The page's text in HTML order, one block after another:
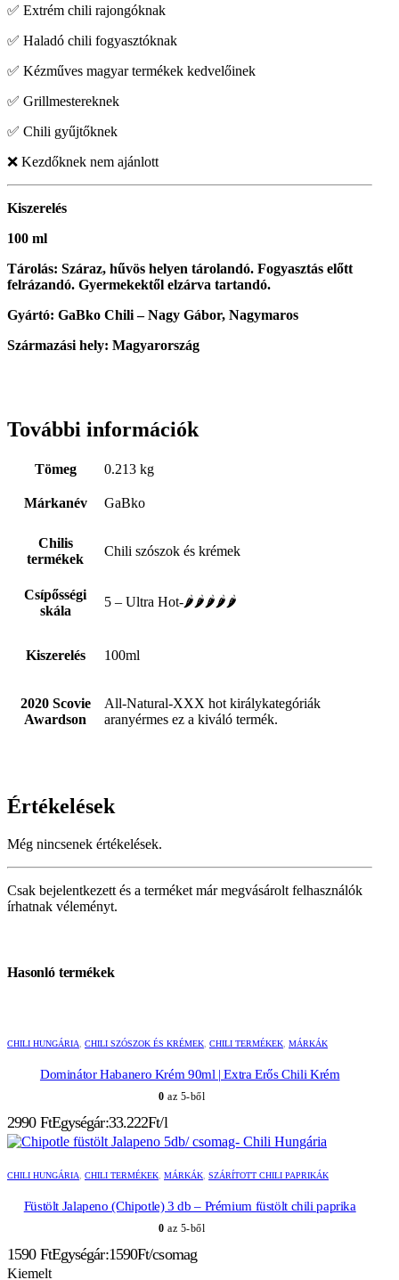
✅ Extrém chili rajongóknak
✅ Haladó chili fogyasztóknak
✅ Kézműves magyar termékek kedvelőinek
✅ Grillmestereknek
✅ Chili gyűjtőknek
❌ Kezdőknek nem ajánlott
Kiszerelés
100 ml
Tárolás: Száraz, hűvös helyen tárolandó. Fogyasztás előtt
felrázandó. Gyermekektől elzárva tartandó.
Gyártó: GaBko Chili – Nagy Gábor, Nagymaros
Származási hely: Magyarország
További információk
Tömeg 0.213 kg
Márkanév GaBko
Chilis
termékek
Chili szószok és krémek
Csípősségi
skála
5 – Ultra Hot-🌶🌶🌶🌶🌶
Kiszerelés 100ml
2020 Scovie
Awardson
All-Natural-XXX hot királykategóriák
aranyérmes ez a kiváló termék.
Értékelések
Még nincsenek értékelések.
Csak bejelentkezett és a terméket már megvásárolt felhasználók
írhatnak véleményt.
Hasonló termékek
CHILI HUNGÁRIA CHILI SZÓSZOK ÉS KRÉMEK CHILI TERMÉKEK MÁRKÁK
Dominátor Habanero Krém 90ml | Extra Erős Chili Krém
0 az 5-ből
2990 FtEgységár:33.222Ft/l
CHILI HUNGÁRIA CHILI TERMÉKEK MÁRKÁK SZÁRÍTOTT CHILI PAPRIKÁK
Füstölt Jalapeno (Chipotle) 3 db – Prémium füstölt chili paprika
0 az 5-ből
1590 FtEgységár:1590Ft/csomag
Kiemelt